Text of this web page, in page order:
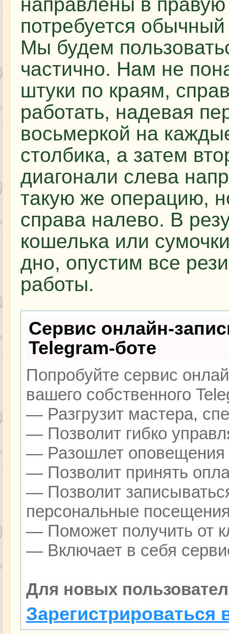
потребуется
Мы будем
частично. Нам не
штуки по краям,
работать, надевая
восьмеркой на
столбика, а затем
диагонали слева
такую же операцию,
справа налево. В
кошелька или
дно, опустим все
работы.
Сервис онлайн-
Telegram-боте
Попробуйте сервис
вашего собственного
— Разгрузит мастера,
— Позволит гибко
— Разошлет оповещения
— Позволит принять
— Позволит
персональные
— Поможет получить от
— Включает в себя
Для новых
Зарегистрироваться